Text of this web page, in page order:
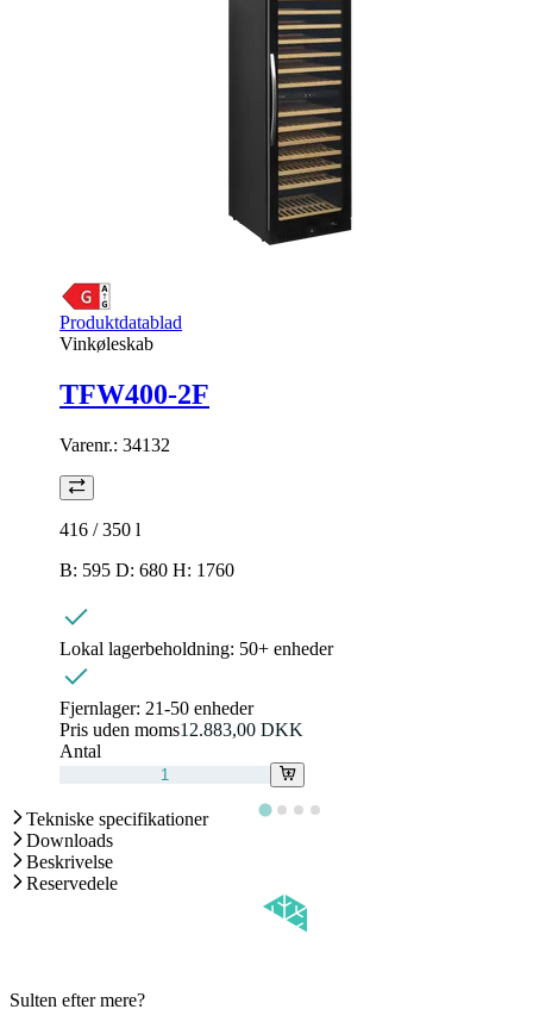
Produktdatablad
Vinkøleskab
TFW400-2F
Varenr.: 34132
416 / 350 l
B: 595 D: 680 H: 1760
Lokal lagerbeholdning: 50+ enheder
Fjernlager: 21-50 enheder
Pris uden moms12.883,00 DKK
Antal
Tekniske specifikationer
Downloads
Beskrivelse
Reservedele
Sulten efter mere?